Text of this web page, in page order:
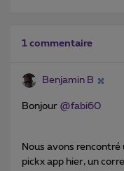
1 commentaire
Benjamin B
Bonjour ​ @fabi60
Nous avons
pickx app hier, un